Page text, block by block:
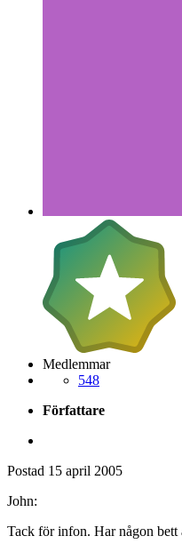
Medlemmar
548
Författare
Postad 15 april 2005
John:
Tack för infon. Har någon bett